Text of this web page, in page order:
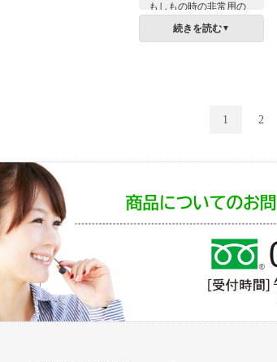
もしもの時の非常用の
持ち出しリュックとし
ても使えたり、夜道で
続きを読む▼
1 2